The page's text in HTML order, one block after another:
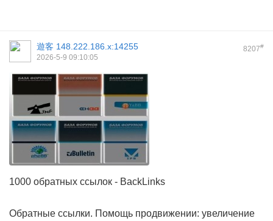
8207#
遊客 148.222.186.x:14255
2026-5-9 09:10:05
1000 обратных ссылок - BackLinks
Обратные ссылки. Помощь продвижении: увеличение